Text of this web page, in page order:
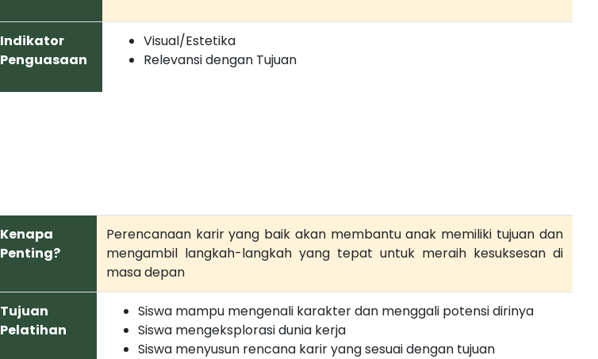
Indikator
Penguasaan
Visual/Estetika
Relevansi dengan Tujuan
Kenapa
Penting?
Perencanaan karir yang baik akan membantu anak memiliki tujuan dan
mengambil langkah-langkah yang tepat untuk meraih kesuksesan di
masa depan
Tujuan
Pelatihan
Siswa mampu mengenali karakter dan menggali potensi dirinya
Siswa mengeksplorasi dunia kerja
Siswa menyusun rencana karir yang sesuai dengan tujuan